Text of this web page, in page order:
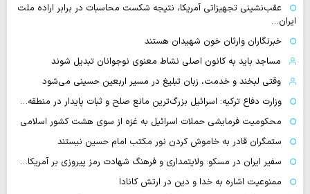
عقب‌نشینی تجهیزاتی آمریکا، نتیجه شکست محاسبات در برابر اراده ملت
ایران…
خبرنگاران وارثان خون شهیدان هستند
مساجد باید به کانون اصلی نشاط معنوی نوجوانان تبدیل شوند
وقتی لبخند و خدمت، زبان تبلیغ در مسیر اربعین حسینی می‌شود
وزارت دفاع ترکیه: اسرائیل بزرگ‌ترین مانع صلح و ثبات پایدار در منطقه…
محکومیت فرمایشی حملات اسرائیل به غزه از سوی هشت کشور اسلامی
ستمگران قادر به خاموش کردن نور مکتب امام حسین نیستند
سفیر ایران در مسکو: ولایتمداری و فرهنگ شهادت رمز پیروزی بر آمریکا…
ممنوعیت اشاره به خدا و دین در ارتش کانادا